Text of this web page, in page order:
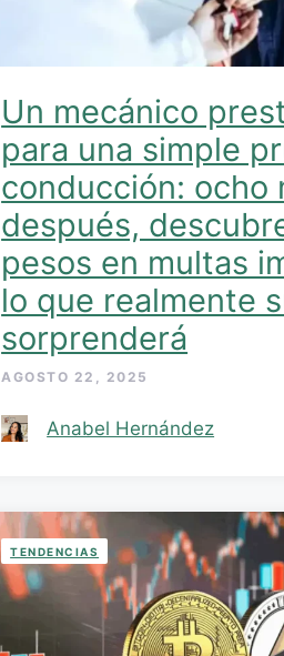
Un mecánico
para una simple
conducción: ocho
después,
pesos en multas
lo que realmente
sorprenderá
AGOSTO 22, 2025
Anabel Hernández
TENDENCIAS